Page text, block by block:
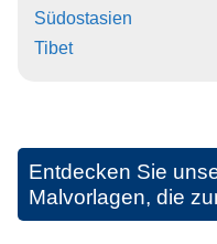
Südostasien
Tibet
Entdecken Sie
Malvorlagen, die